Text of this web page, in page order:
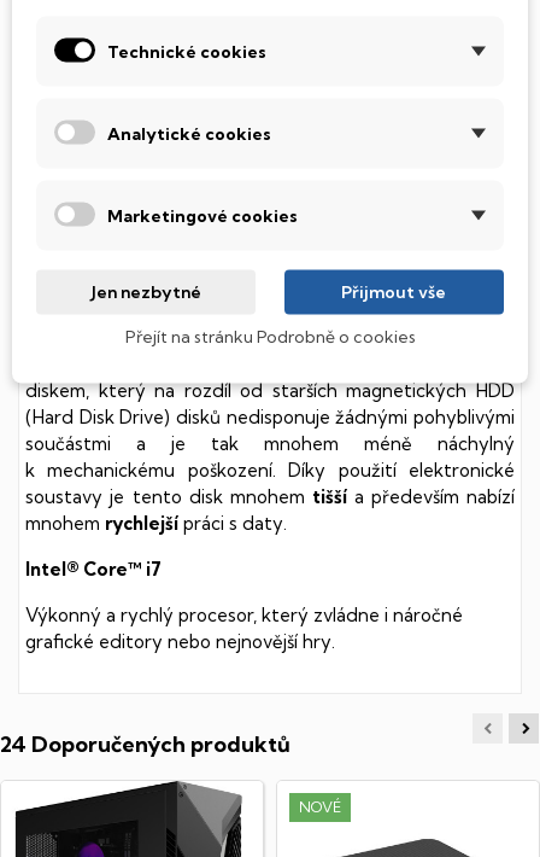
Přidat Microsoft Office Plus ➡️ 499,-
diskem, který na rozdíl od starších magnetických HDD
(Hard Disk Drive) disků nedisponuje žádnými pohyblivými
součástmi a je tak mnohem méně náchylný
k mechanickému poškození. Díky použití elektronické
soustavy je tento disk mnohem tišší a především nabízí
mnohem rychlejší práci s daty.
Intel® Core™ i7
Výkonný a rychlý procesor, který zvládne i náročné
grafické editory nebo nejnovější hry.
24 Doporučených produktů
NOVÉ
Technické cookies
Analytické cookies
Marketingové cookies
Jen nezbytné Přijmout vše
Přejít na stránku Podrobně o cookies